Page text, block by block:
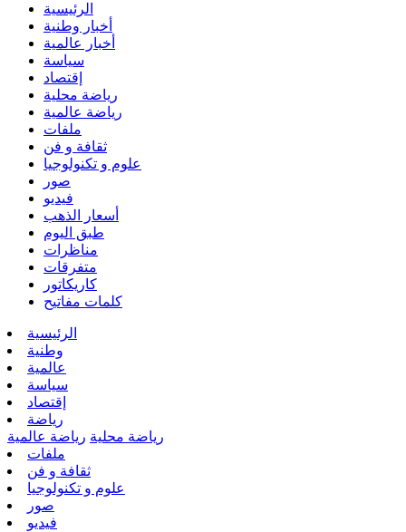
الرئيسية
أخبار وطنية
أخبار عالمية
سياسة
إقتصاد
رياضة محلية
رياضة عالمية
ملفات
ثقافة و فن
علوم و تكنولوجيا
صور
فيديو
أسعار الذهب
طبق اليوم
مناظرات
متفرقات
كاريكاتور
كلمات مفاتيح
الرئيسية
وطنية
عالمية
سياسة
إقتصاد
رياضة
رياضة محلية رياضة عالمية
ملفات
ثقافة و فن
علوم و تكنولوجيا
صور
فيديو